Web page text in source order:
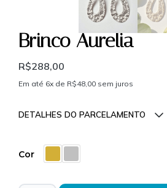
Brinco Aurelia
R$288,00
Em até 6x de R$48,00 sem juros
DETALHES DO PARCELAMENTO
Parcelas:
1x deR$288,00sem
Cor